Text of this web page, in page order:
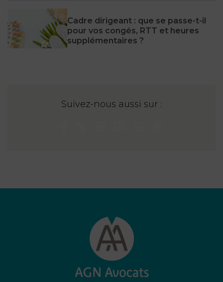
Cadre dirigeant : que se passe-t-il
pour vos congés, RTT et heures
supplémentaires ?
Suivez-nous aussi sur :